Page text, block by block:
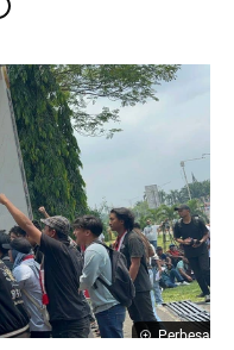
Perbesar